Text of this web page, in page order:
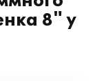
8" у